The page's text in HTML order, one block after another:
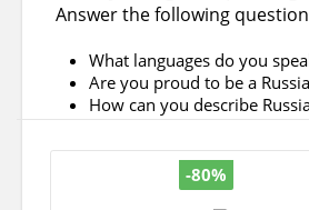
доступность, научность,
Ожидаемый результат
обучающихся; повышение
школьников к изучению
4) Used articles well
5) Pronounced the words
Your score: 25 - 23 PERFECT!
Answer the following
What languages do you
Are you proud to be a
How can you describe
Can you name English-
I speak English and Russian.
Yes I am/No I am notproud to
-80%